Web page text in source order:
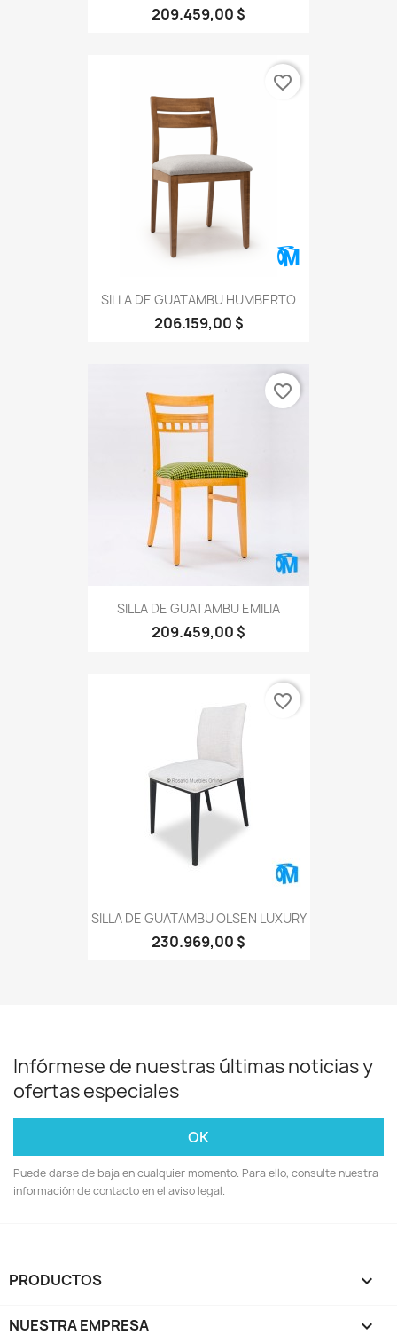
209.459,00 $
SILLA DE GUATAMBU HUMBERTO
206.159,00 $
favorite_border
SILLA DE GUATAMBU EMILIA
209.459,00 $
favorite_border
SILLA DE GUATAMBU OLSEN LUXURY
230.969,00 $
favorite_border
Infórmese de nuestras últimas noticias y
ofertas especiales
Puede darse de baja en cualquier momento. Para ello, consulte nuestra
información de contacto en el aviso legal.
PRODUCTOS 
NUESTRA EMPRESA 